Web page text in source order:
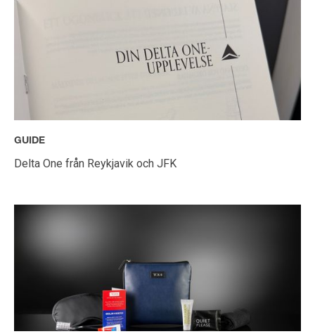
GUIDE
Delta One från Reykjavik och JFK